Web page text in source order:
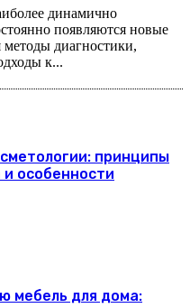
динамично
появляются новые
методы диагностики,
к...
принципы
особенности
мебель для дома: